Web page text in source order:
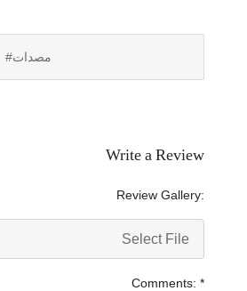
#مصدات
Write a Review
Review Gallery:
Select File
Comments: *